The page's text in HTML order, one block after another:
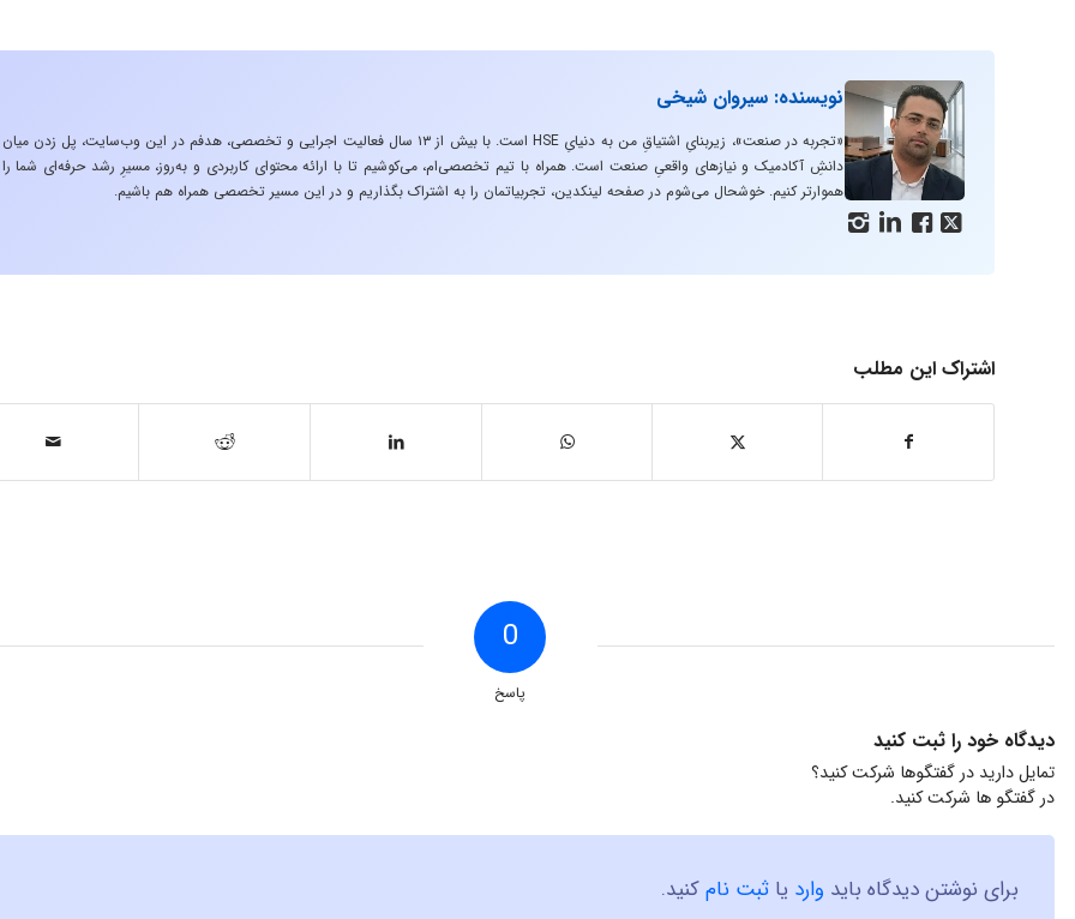
   
نویسنده: سیروان شیخی
«تجربه در صنعت»، زیربنایِ اشتیاقِ من به دنیایِ HSE است. با بیش از ۱۳ سال فعالیت اجرایی و تخصصی، هدفم در این وب‌سایت، پل زدن میان
دانشِ آکادمیک و نیازهای واقعیِ صنعت است. همراه با تیم تخصصی‌ام، می‌کوشیم تا با ارائه محتوای کاربردی و به‌روز، مسیرِ رشد حرفه‌ای شما را
هموارتر کنیم. خوشحال می‌شوم در صفحه لینکدین، تجربیاتمان را به اشتراک بگذاریم و در این مسیر تخصصی همراه هم باشیم.
اشتراک این مطلب
0
پاسخ
دیدگاه خود را ثبت کنید
تمایل دارید در گفتگوها شرکت کنید؟
در گفتگو ها شرکت کنید.
برای نوشتن دیدگاه باید وارد یا ثبت نامکنید.